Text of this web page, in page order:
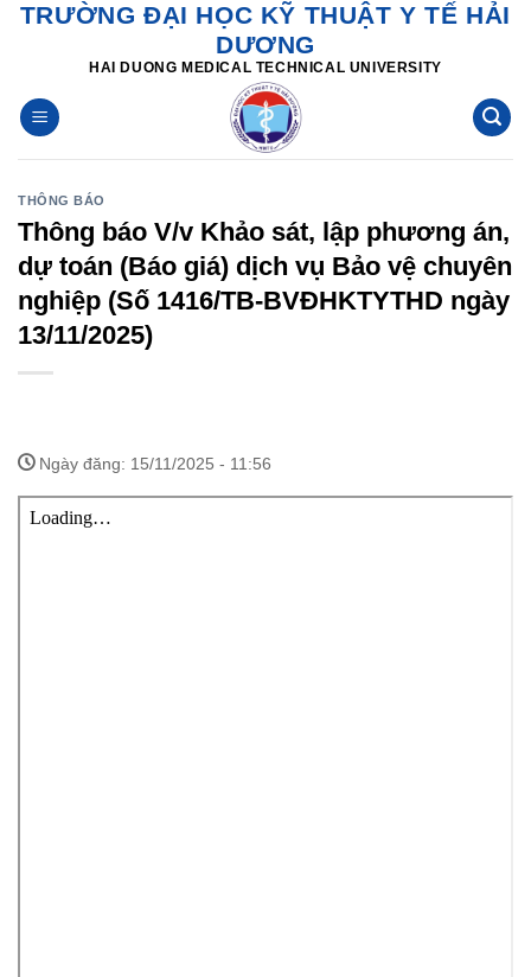
SkipTRƯỜNG ĐẠI HỌC KỸ THUẬT Y TẾ HẢI
DƯƠNG
HAI DUONG MEDICAL TECHNICAL UNIVERSITY
THÔNG BÁO
Thông báo V/v Khảo sát, lập phương án,
dự toán (Báo giá) dịch vụ Bảo vệ chuyên
nghiệp (Số 1416/TB-BVĐHKTYTHD ngày
13/11/2025)
Ngày đăng: 15/11/2025 - 11:56